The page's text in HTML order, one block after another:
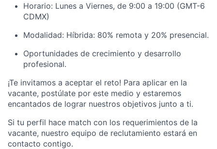
Horario: Lunes a Viernes, de 9:00 a 19:00 (GMT-6
CDMX)
Modalidad: Híbrida: 80% remota y 20% presencial.
Oportunidades de crecimiento y desarrollo
profesional.
¡Te invitamos a aceptar el reto! Para aplicar en la
vacante, postúlate por este medio y estaremos
encantados de lograr nuestros objetivos junto a ti.
Si tu perfil hace match con los requerimientos de la
vacante, nuestro equipo de reclutamiento estará en
contacto contigo.